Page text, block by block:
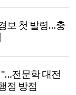
보 첫 발령…충
전문학 대전
정 방점